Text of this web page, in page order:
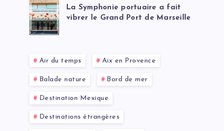
La Symphonie portuaire a fait
vibrer le Grand Port de Marseille
Air du temps Aix en Provence
Balade nature Bord de mer
Destination Mexique
Destinations étrangères